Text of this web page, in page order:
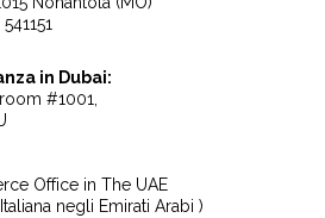
in Dubai:
#1001,
Office in The UAE
negli Emirati Arabi )